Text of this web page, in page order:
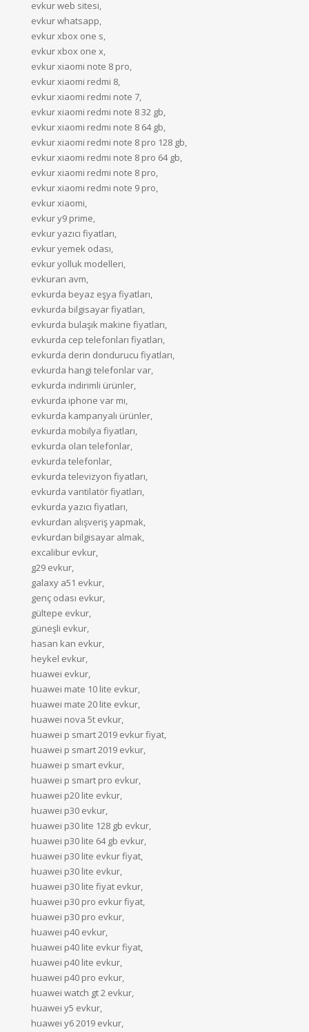
evkur web sitesi,
evkur whatsapp,
evkur xbox one s,
evkur xbox one x,
evkur xiaomi note 8 pro,
evkur xiaomi redmi 8,
evkur xiaomi redmi note 7,
evkur xiaomi redmi note 8 32 gb,
evkur xiaomi redmi note 8 64 gb,
evkur xiaomi redmi note 8 pro 128 gb,
evkur xiaomi redmi note 8 pro 64 gb,
evkur xiaomi redmi note 8 pro,
evkur xiaomi redmi note 9 pro,
evkur xiaomi,
evkur y9 prime,
evkur yazıcı fiyatları,
evkur yemek odası,
evkur yolluk modelleri,
evkuran avm,
evkurda beyaz eşya fiyatları,
evkurda bilgisayar fiyatları,
evkurda bulaşık makine fiyatları,
evkurda cep telefonları fiyatları,
evkurda derin dondurucu fiyatları,
evkurda hangi telefonlar var,
evkurda indirimli ürünler,
evkurda iphone var mı,
evkurda kampanyalı ürünler,
evkurda mobilya fiyatları,
evkurda olan telefonlar,
evkurda telefonlar,
evkurda televizyon fiyatları,
evkurda vantilatör fiyatları,
evkurda yazıcı fiyatları,
evkurdan alışveriş yapmak,
evkurdan bilgisayar almak,
excalibur evkur,
g29 evkur,
galaxy a51 evkur,
genç odası evkur,
gültepe evkur,
güneşli evkur,
hasan kan evkur,
heykel evkur,
huawei evkur,
huawei mate 10 lite evkur,
huawei mate 20 lite evkur,
huawei nova 5t evkur,
huawei p smart 2019 evkur fiyat,
huawei p smart 2019 evkur,
huawei p smart evkur,
huawei p smart pro evkur,
huawei p20 lite evkur,
huawei p30 evkur,
huawei p30 lite 128 gb evkur,
huawei p30 lite 64 gb evkur,
huawei p30 lite evkur fiyat,
huawei p30 lite evkur,
huawei p30 lite fiyat evkur,
huawei p30 pro evkur fiyat,
huawei p30 pro evkur,
huawei p40 evkur,
huawei p40 lite evkur fiyat,
huawei p40 lite evkur,
huawei p40 pro evkur,
huawei watch gt 2 evkur,
huawei y5 evkur,
huawei y6 2019 evkur,